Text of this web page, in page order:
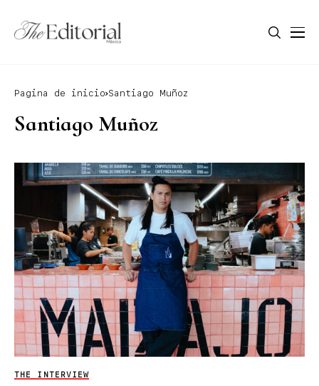
Pagina de inicio Santiago Muñoz
Santiago Muñoz
THE INTERVIEW